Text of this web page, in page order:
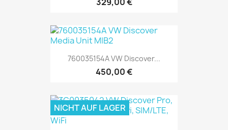
760035154A VW Discover...
450,00 €
NICHT AUF LAGER